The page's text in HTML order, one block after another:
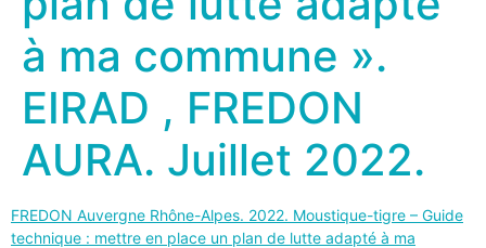
à ma commune ».
EIRAD , FREDON
AURA. Juillet 2022.
FREDON Auvergne Rhône-Alpes. 2022. Moustique-tigre – Guide
technique : mettre en place un plan de lutte adapté à ma